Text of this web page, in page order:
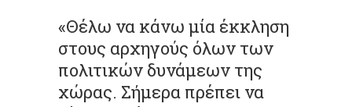
«Θέλω να κάνω μία έκκληση
στους αρχηγούς όλων των
πολιτικών δυνάμεων της
χώρας. Σήμερα πρέπει να